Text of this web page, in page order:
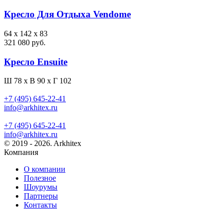
Кресло Для Отдыха Vendome
64 x 142 x 83
321 080 руб.
Кресло Ensuite
Ш 78 x В 90 x Г 102
+7 (495) 645-22-41
info@arkhitex.ru
+7 (495) 645-22-41
info@arkhitex.ru
© 2019 - 2026. Arkhitex
Компания
О компании
Полезное
Шоурумы
Партнеры
Контакты